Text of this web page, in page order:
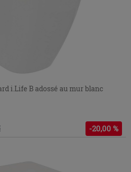
i.Life B adossé au mur blanc
-20,00 %